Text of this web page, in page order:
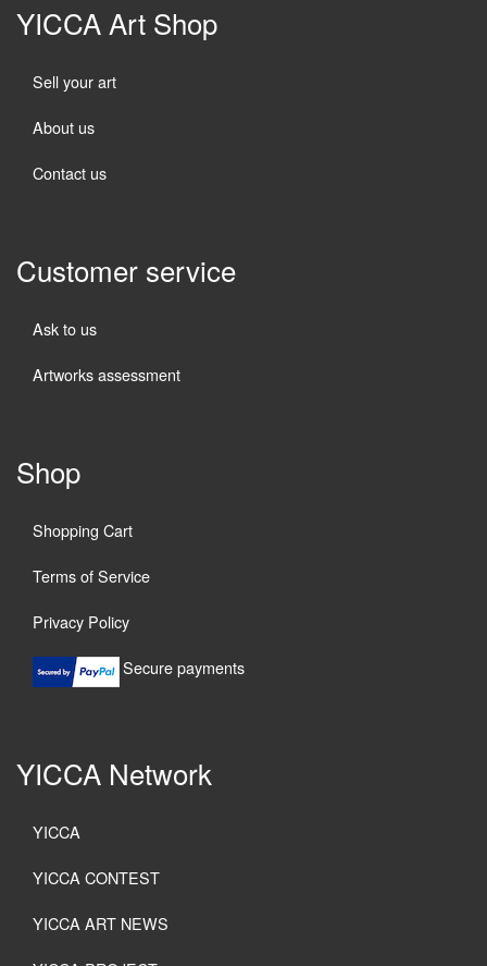
YICCA Art Shop
Sell your art
About us
Contact us
Customer service
Ask to us
Artworks assessment
Shop
Shopping Cart
Terms of Service
Privacy Policy
Secure payments
YICCA Network
YICCA
YICCA CONTEST
YICCA ART NEWS